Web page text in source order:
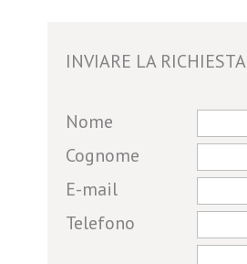
Su
19
INVIARE LA RICHIESTA
If you
are a
human,
ignore
this
Nome
Cognome
E-mail
Telefono